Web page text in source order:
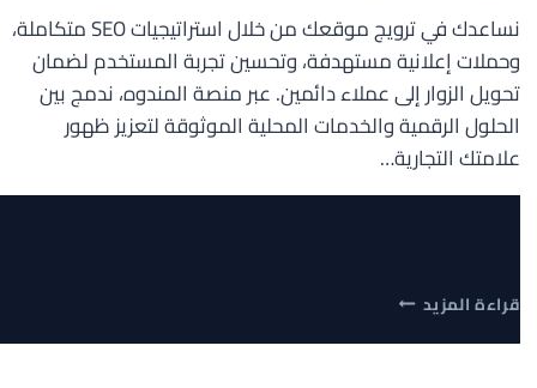
نساعدك في ترويج موقعك من خلال استراتيجيات SEO متكاملة،
وحملات إعلانية مستهدفة، وتحسين تجربة المستخدم لضمان
تحويل الزوار إلى عملاء دائمين. عبر منصة المندوه، ندمج بين
الحلول الرقمية والخدمات المحلية الموثوقة لتعزيز ظهور
علامتك التجارية…
قراءة المزيددليلك
لترويج